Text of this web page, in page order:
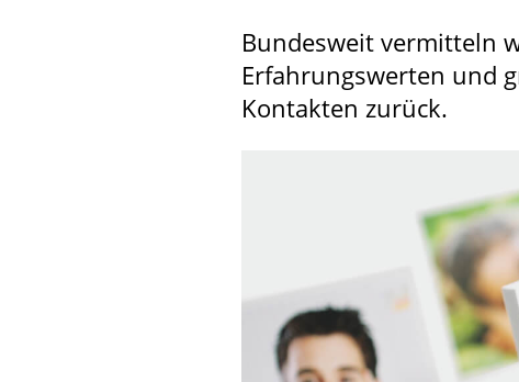
Bundesweit vermitteln
Erfahrungswerten und
Kontakten zurück.